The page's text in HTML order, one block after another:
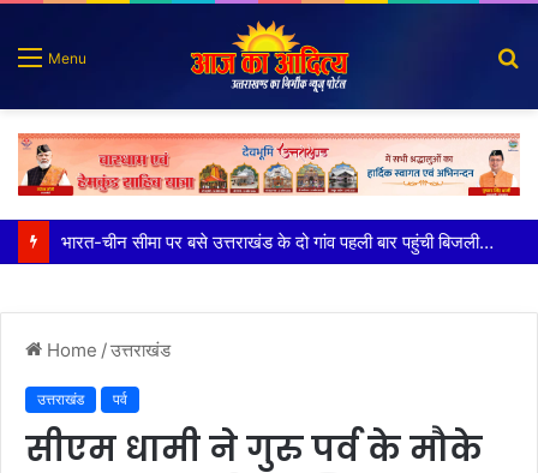
Menu
100 किडनी ट्रांसप्लांट की सफलता, हिम्स जौलीग्रांट ने बढ़ाया चिकित्सा सेवाओं का भरोसा
Home /उत्तराखंड
उत्तराखंड पर्व
सीएम धामी ने गुरु पर्व के मौके